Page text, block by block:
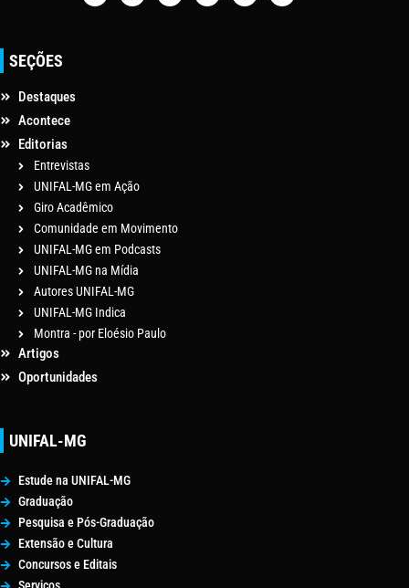
SEÇÕES
Destaques
Acontece
Editorias
Entrevistas
UNIFAL-MG em Ação
Giro Acadêmico
Comunidade em Movimento
UNIFAL-MG em Podcasts
UNIFAL-MG na Mídia
Autores UNIFAL-MG
UNIFAL-MG Indica
Montra - por Eloésio Paulo
Artigos
Oportunidades
UNIFAL-MG
Estude na UNIFAL-MG
Graduação
Pesquisa e Pós-Graduação
Extensão e Cultura
Concursos e Editais